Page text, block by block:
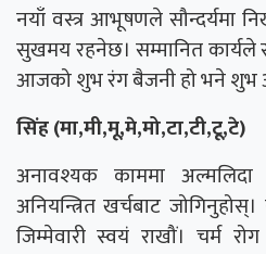
नयाँ वस्त्र आभूषणले सौन्दर्यमा
सुखमय रहनेछ। सम्मानित कार्यले
आजको शुभ रंग बैजनी हो भने शुभ
सिंह (मा,मी,मू,मे,मो,टा,टी,टू,टे)
अनावश्यक काममा अल्मलिदा
अनियन्त्रित खर्चबाट
जिम्मेवारी स्वयं राखौं। चर्म